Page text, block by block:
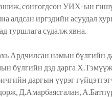
сонгогдсон УИХ-ын
алдсан иргэдийн асуудал
туршлага судалж явна.
намын бүлгийн
бүлгийн дэд дарга
даргын үүрэг
Д.Амарбаясгалан,